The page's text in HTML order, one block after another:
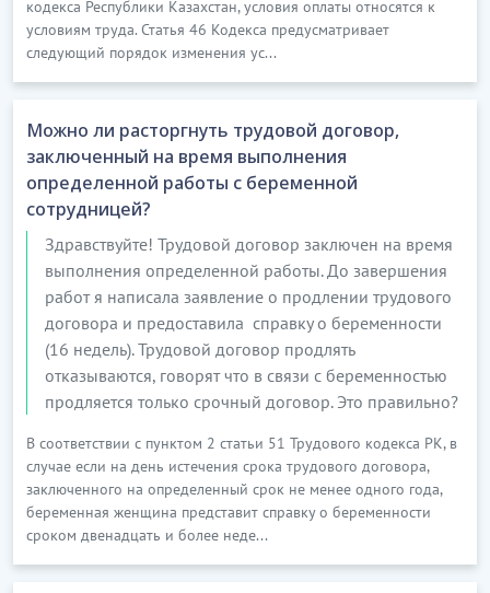
кодекса Республики Казахстан, условия оплаты относятся к
условиям труда. Статья 46 Кодекса предусматривает
следующий порядок изменения ус...
Можно ли расторгнуть трудовой договор,
заключенный на время выполнения
определенной работы с беременной
сотрудницей?
Здравствуйте! Трудовой договор заключен на время
выполнения определенной работы. До завершения
работ я написала заявление о продлении трудового
договора и предоставила справку о беременности
(16 недель). Трудовой договор продлять
отказываются, говорят что в связи с беременностью
продляется только срочный договор. Это правильно?
В соответствии с пунктом 2 статьи 51 Трудового кодекса РК, в
случае если на день истечения срока трудового договора,
заключенного на определенный срок не менее одного года,
беременная женщина представит справку о беременности
сроком двенадцать и более неде...